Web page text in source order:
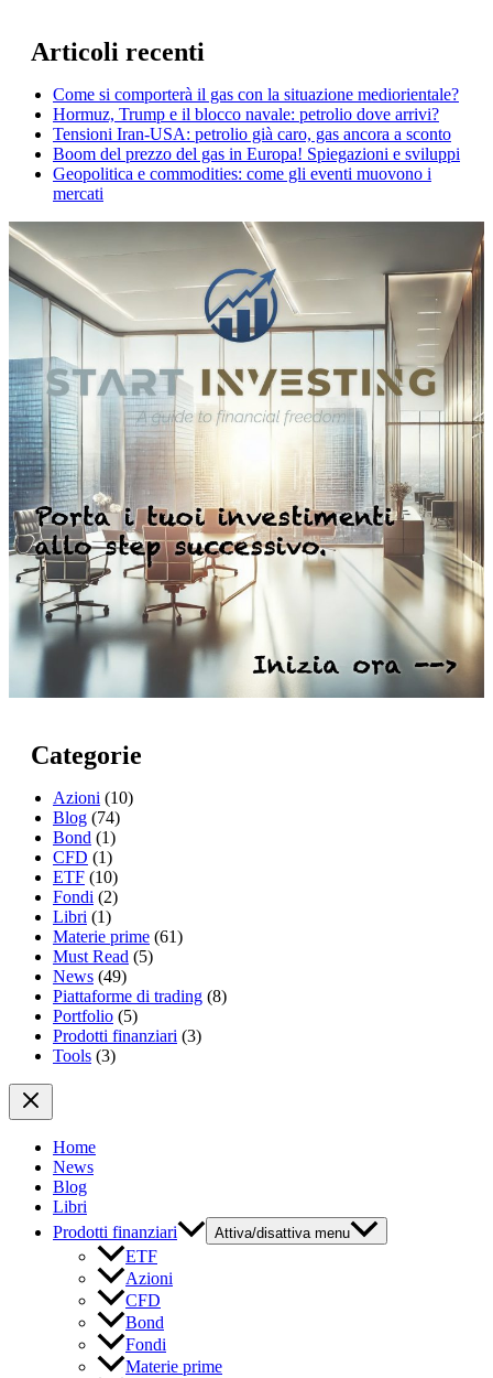
Articoli recenti
Come si comporterà il gas con la situazione mediorientale?
Hormuz, Trump e il blocco navale: petrolio dove arrivi?
Tensioni Iran-USA: petrolio già caro, gas ancora a sconto
Boom del prezzo del gas in Europa! Spiegazioni e sviluppi
Geopolitica e commodities: come gli eventi muovono i
mercati
Categorie
Azioni (10)
Blog (74)
Bond (1)
CFD (1)
ETF (10)
Fondi (2)
Libri (1)
Materie prime (61)
Must Read (5)
News (49)
Piattaforme di trading (8)
Portfolio (5)
Prodotti finanziari (3)
Tools (3)
Home
News
Blog
Libri
Prodotti finanziari
Attiva/disattiva menu
ETF
Azioni
CFD
Bond
Fondi
Materie prime